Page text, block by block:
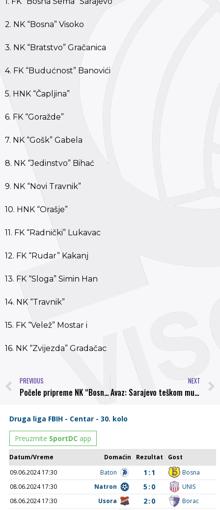
2. NK “Bosna” Visoko
3. NK “Bratstvo” Gračanica
4. FK “Budućnost” Banovići
5. HNK “Čapljina”
6. FK “Goražde”
7. NK “Gošk” Gabela
8. NK “Jedinstvo” Bihać
9. NK “Novi Travnik”
10. HNK “Orašje”
11. FK “Radnički” Lukavac
12. FK “Rudar” Kakanj
13. FK “Sloga” Simin Han
14. NK “Travnik”
15. FK “Velež” Mostar i
16. NK “Zvijezda” Gradačac
PREVIOUS
Počele pripreme NK “Bosna” Visoko: Održana prozivka igrača
NEXT
Avaz: Sarajevo teškom mukom savladalo visočku Bosnu